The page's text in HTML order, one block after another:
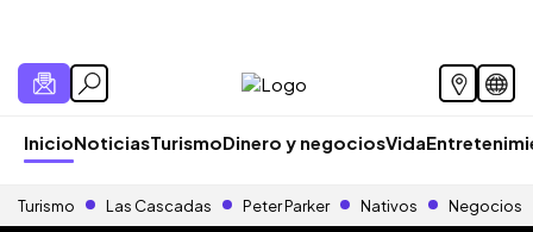
InicioNoticiasTurismoDinero y negociosVida
Turismo Las Cascadas Peter Parker Nativos Negocios